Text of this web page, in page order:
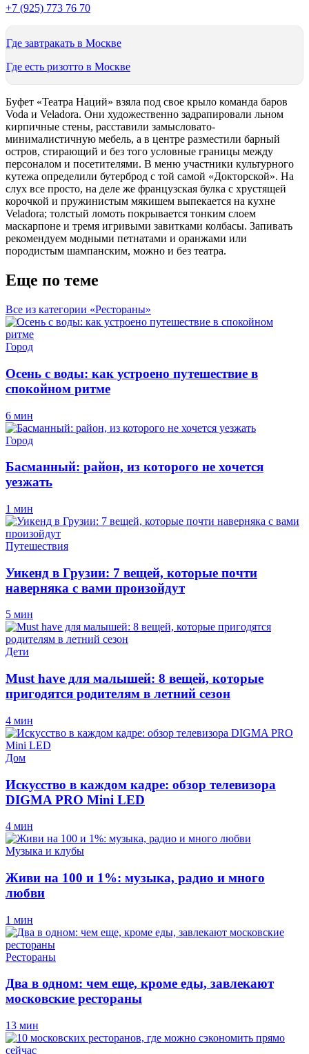
+7 (925) 773 76 70
Где завтракать в Москве
Где есть ризотто в Москве
Буфет «Театра Наций» взяла под свое крыло команда баров
Voda и Veladora. Они художественно задрапировали льном
кирпичные стены, расставили замысловато-
минималистичную мебель, а в центре разместили барный
остров, стирающий и без того условные границы между
персоналом и посетителями. В меню участники культурного
кутежа определили бутерброд с той самой «Докторской». На
слух все просто, на деле же французская булка с хрустящей
корочкой и пружинистым мякишем выпекается на кухне
Veladora; толстый ломоть покрывается тонким слоем
маскарпоне и тремя игривыми завитками колбасы. Запивать
рекомендуем модными петнатами и оранжами или
породистым шампанским, можно и без театра.
Еще по теме
Все из категории «Рестораны»
Город
Осень с воды: как устроено путешествие в
спокойном ритме
6 мин
Город
Басманный: район, из которого не хочется
уезжать
1 мин
Путешествия
Уикенд в Грузии: 7 вещей, которые почти
наверняка с вами произойдут
5 мин
Дети
Must have для малышей: 8 вещей, которые
пригодятся родителям в летний сезон
4 мин
Дом
Искусство в каждом кадре: обзор телевизора
DIGMA PRO Mini LED
4 мин
Музыка и клубы
Живи на 100 и 1%: музыка, радио и много
любви
1 мин
Рестораны
Два в одном: чем еще, кроме еды, завлекают
московские рестораны
13 мин